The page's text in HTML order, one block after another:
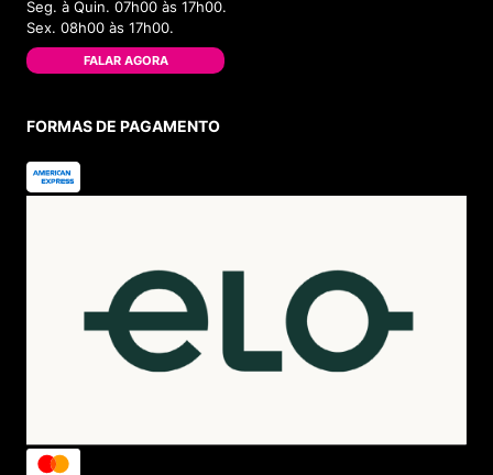
Seg. à Quin. 07h00 às 17h00.
Sex. 08h00 às 17h00.
FALAR AGORA
FORMAS DE PAGAMENTO